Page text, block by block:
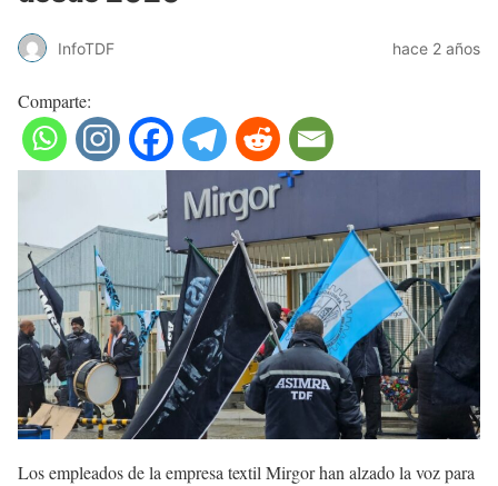
InfoTDF hace 2 años
Comparte:
Los empleados de la empresa textil Mirgor han alzado la voz para